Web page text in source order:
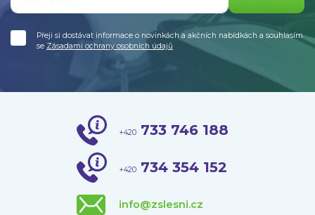
Přeji si dostávat informace o novinkách a akčních nabídkách a souhlasím
se Zásadami ochrany osobních údajů
+420 733 746 188
+420 734 354 152
info@zslesni.cz